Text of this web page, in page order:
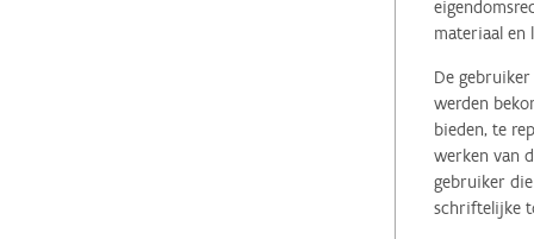
materiaal en
De
werden
bieden, te
werken van
gebruiker
schriftelijke